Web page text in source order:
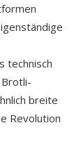
technisch
breite
Revolution